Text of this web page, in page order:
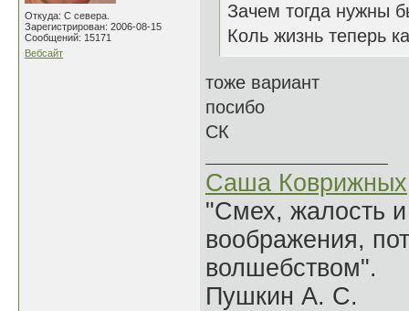
Откуда: С севера.
Зарегистрирован: 2006-08-15
Сообщений: 15171
Вебсайт
Зачем тогда нужны
Коль жизнь теперь
тоже вариант
посибо
СК
Саша Коврижных
"Смех, жалость
воображения,
волшебством".
Пушкин А. С.